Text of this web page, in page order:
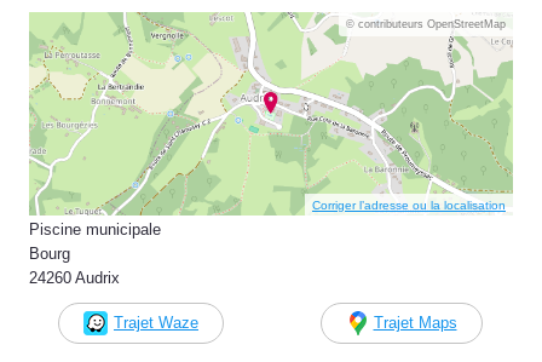
© contributeurs OpenStreetMap
Corriger l’adresse ou la localisation
Piscine municipale
Bourg
24260 Audrix
Trajet Waze Trajet Maps